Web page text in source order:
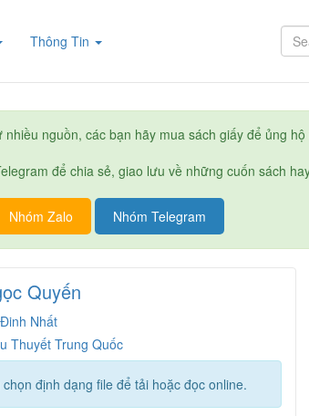
Thông Tin
nguồn, các bạn hãy mua sách giấy để ủng hộ
để chia sẻ, giao lưu về những cuốn sách
Nhóm Zalo Nhóm Telegram
Quyến
Nhất
Thuyết Trung Quốc
chọn định dạng file để tải hoặc đọc online.